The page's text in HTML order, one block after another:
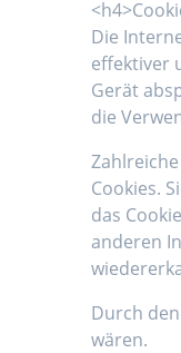
Die
effektiver
Gerät
die
Cookies.
das
anderen
Durch
wären.